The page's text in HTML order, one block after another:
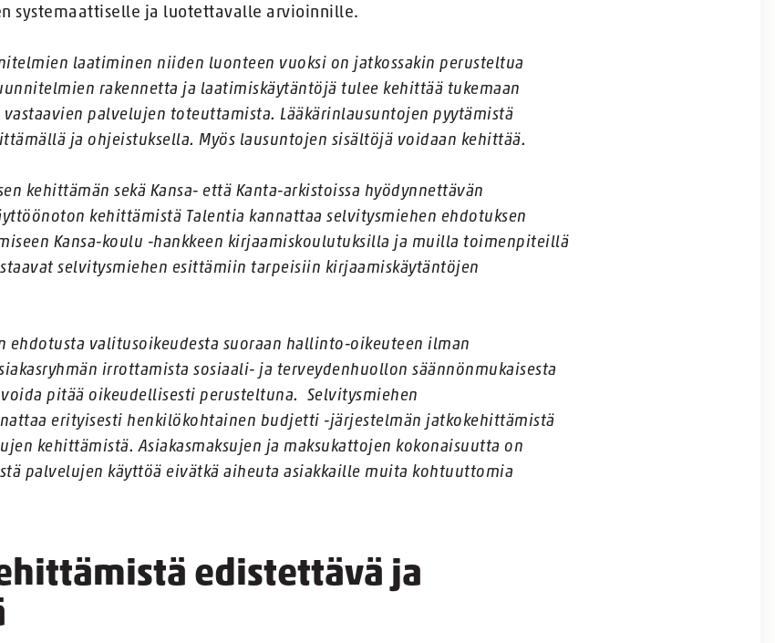
systemaattiselle ja luotettavalle arvioinnille.
laatiminen niiden luonteen vuoksi on jatkossakin perusteltua
rakennetta ja laatimiskäytäntöjä tulee kehittää tukemaan
palvelujen toteuttamista. Lääkärinlausuntojen pyytämistä
ja ohjeistuksella. Myös lausuntojen sisältöjä voidaan kehittää.
kehittämän sekä Kansa- että Kanta-arkistoissa hyödynnettävän
kehittämistä Talentia kannattaa selvitysmiehen ehdotuksen
Kansa-koulu -hankkeen kirjaamiskoulutuksilla ja muilla toimenpiteillä
selvitysmiehen esittämiin tarpeisiin kirjaamiskäytäntöjen
ehdotusta valitusoikeudesta suoraan hallinto-oikeuteen ilman
irrottamista sosiaali- ja terveydenhuollon säännönmukaisesta
pitää oikeudellisesti perusteltuna. Selvitysmiehen
erityisesti henkilökohtainen budjetti -järjestelmän jatkokehittämistä
kehittämistä. Asiakasmaksujen ja maksukattojen kokonaisuutta on
palvelujen käyttöä eivätkä aiheuta asiakkaille muita kohtuuttomia
edistettävä ja